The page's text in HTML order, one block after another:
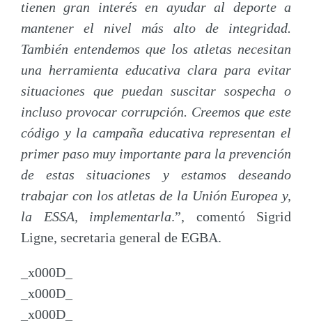
tienen gran interés en ayudar al deporte a
mantener el nivel más alto de integridad.
También entendemos que los atletas necesitan
una herramienta educativa clara para evitar
situaciones que puedan suscitar sospecha o
incluso provocar corrupción. Creemos que este
código y la campaña educativa representan el
primer paso muy importante para la prevención
de estas situaciones y estamos deseando
trabajar con los atletas de la Unión Europea y,
la ESSA, implementarla.”, comentó Sigrid
Ligne, secretaria general de EGBA.
_x000D_
_x000D_
_x000D_